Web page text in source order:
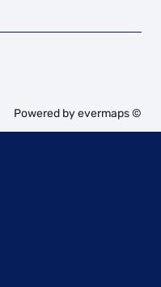
Powered byevermaps ©